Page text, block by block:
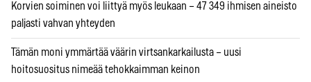
Korvien soiminen voi liittyä myös leukaan – 47 349 ihmisen aineisto
paljasti vahvan yhteyden
Tämän moni ymmärtää väärin virtsankarkailusta – uusi
hoitosuositus nimeää tehokkaimman keinon